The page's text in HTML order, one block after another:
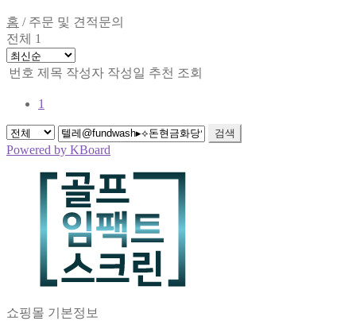
홈 / 주문 및 견적문의
전체 1
번호 제목 작성자 작성일 추천 조회
1
검색
Powered by KBoard
쇼핑몰 기본정보